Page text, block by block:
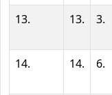
13. 13. 3.
14. 14. 6.